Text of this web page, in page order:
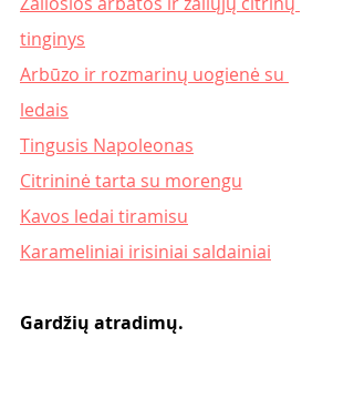
tinginys
Arbūzo ir rozmarinų uogienė su
ledais
Tingusis Napoleonas
Citrininė tarta su morengu
Kavos ledai tiramisu
Karameliniai irisiniai saldainiai
Gardžių atradimų.